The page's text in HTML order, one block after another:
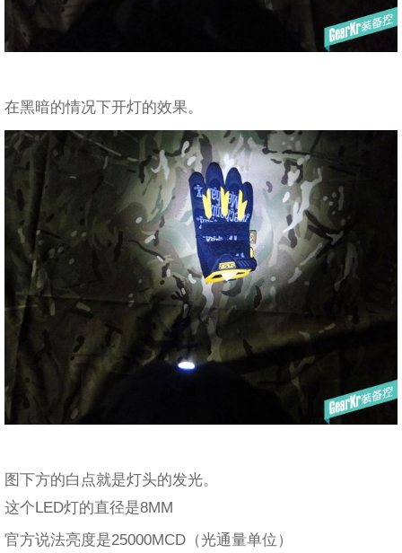
在黑暗的情况下开灯的效果。
图下方的白点就是灯头的发光。
这个LED灯的直径是8MM
官方说法亮度是25000MCD（光通量单位）